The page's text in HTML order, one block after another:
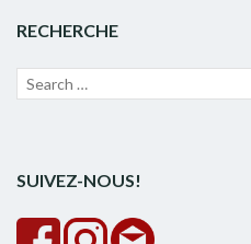
RECHERCHE
Recherche
SUIVEZ-NOUS!